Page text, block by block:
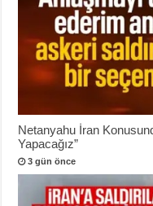
Netanyahu İran
Yapacağız”
3 gün önce